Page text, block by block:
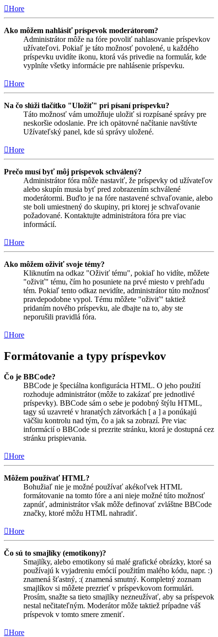
Hore
Ako môžem nahlásiť príspevok moderátorom?
Administrátor môže na fóre povoliť nahlasovanie príspevkov
užívateľovi. Pokiaľ je táto možnosť povolené, u každého
príspevku uvidíte ikonu, ktorá vás privedie na formulár, kde
vyplníte všetky informácie pre nahlásenie príspevku.
Hore
Na čo slúži tlačítko "Uložiť" pri písaní príspevku?
Táto možnosť vám umožňuje uložiť si rozpísané správy pre
neskoršie odoslanie. Pre ich opätovné načítanie navštívte
Užívateľský panel, kde sú správy uložené.
Hore
Prečo musí byť môj príspevok schválený?
Administrátor fóra môže nastaviť, že príspevky od užívateľov
alebo skupín musia byť pred zobrazením schválené
moderátormi. Buďto je na fóre nastavené schvaľovanie, alebo
ste boli umiestnený do skupiny, pri ktorej je schvaľovanie
požadované. Kontaktujte administrátora fóra pre viac
informácií.
Hore
Ako môžem oživiť svoje témy?
Kliknutím na odkaz "Oživiť tému", pokiaľ ho vidíte, môžete
"oživiť" tému, čím ho posuniete na prvé miesto v prehľadu
tém. Pokiaľ tento odkaz nevidíte, administrátor túto možnosť
pravdepodobne vypol. Tému môžete "oživiť" taktiež
pridaním nového príspevku, ale dbajte na to, aby ste
neporušili pravidlá fóra.
Hore
Formátovanie a typy príspevkov
Čo je BBCode?
BBCode je špeciálna konfigurácia HTML. O jeho použití
rozhoduje administrátor (môže to zakázať pre jednotlivé
príspevky). BBCode sám o sebe je podobný štýlu HTML,
tagy sú uzavreté v hranatých zátvorkách [ a ] a ponúkajú
väčšiu kontrolu nad tým, čo a jak sa zobrazí. Pre viac
informácií o BBCode si prezrite stránku, ktorá je dostupná cez
stránku prispievania.
Hore
Môžem používať HTML?
Bohužiaľ nie je možné používať akékoľvek HTML
formátovanie na tomto fóre a ani nieje možné túto možnosť
zapnúť, administrátor však môže definovať zvláštne BBCode
značky, ktoré môžu HTML nahradiť.
Hore
Čo sú to smajlíky (emotikony)?
Smajlíky, alebo emotikony sú malé grafické obrázky, ktoré sa
používajú k vyjadreniu emócií použitím malého kódu, napr. :)
znamená šťastný, :( znamená smutný. Kompletný zoznam
smajlíkov si môžete prezrieť v príspevkovom formulári.
Prosím, snažte sa tieto smajlíky nezneužívať, aby sa príspevok
nestal nečitateľným. Moderátor môže taktiež prípadne váš
príspevok v tomto smere zmeniť.
Hore